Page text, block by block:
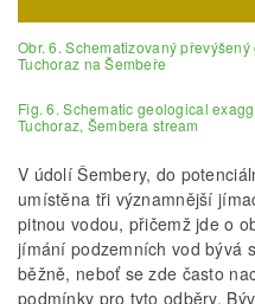
Obr. 6. Schematizovaný
Tuchoraz na Šembeře
Fig. 6. Schematic geological
Tuchoraz, Šembera stream
V údolí Šembery, do
umístěna tři významnější
pitnou vodou, přičemž jde o
jímání podzemních vod bývá
běžně, neboť se zde často
podmínky pro tyto odběry.